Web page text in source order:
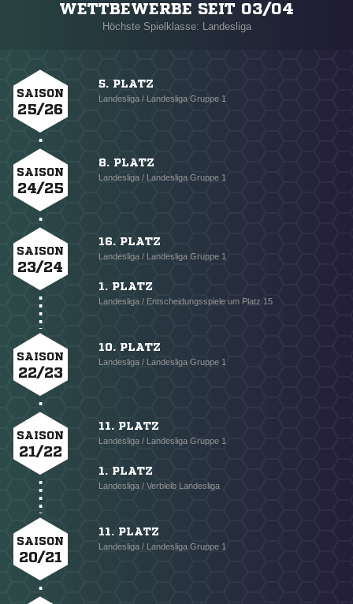
WETTBEWERBE SEIT 03/04
Höchste Spielklasse: Landesliga
SAISON
25/26
5. PLATZ
Landesliga / Landesliga Gruppe 1
SAISON
24/25
8. PLATZ
Landesliga / Landesliga Gruppe 1
SAISON
23/24
16. PLATZ
Landesliga / Landesliga Gruppe 1
1. PLATZ
Landesliga / Entscheidungsspiele um Platz 15
SAISON
22/23
10. PLATZ
Landesliga / Landesliga Gruppe 1
SAISON
21/22
11. PLATZ
Landesliga / Landesliga Gruppe 1
1. PLATZ
Landesliga / Verbleib Landesliga
SAISON
20/21
11. PLATZ
Landesliga / Landesliga Gruppe 1